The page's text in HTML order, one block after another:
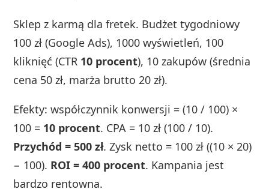
Sklep z karmą dla fretek. Budżet tygodniowy
100 zł (Google Ads), 1000 wyświetleń, 100
kliknięć (CTR 10 procent), 10 zakupów (średnia
cena 50 zł, marża brutto 20 zł).
Efekty: współczynnik konwersji = (10 / 100) ×
100 = 10 procent. CPA = 10 zł (100 / 10).
Przychód = 500 zł. Zysk netto = 100 zł ((10 × 20)
− 100). ROI = 400 procent. Kampania jest
bardzo rentowna.